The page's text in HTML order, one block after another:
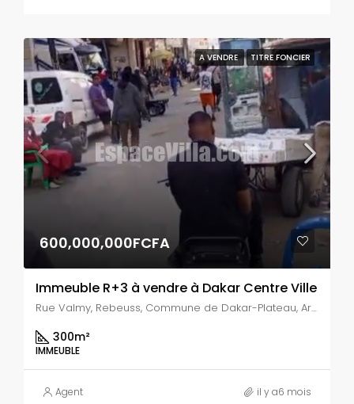
A VENDRE TITRE FONCIER
600,000,000FCFA
Immeuble R+3 à vendre à Dakar Centre Ville
Rue Valmy, Rebeuss, Commune de Dakar-Plateau, Arrondissement de Dakar-Plateau, Dakar, Région de Dakar, 99900, Sénégal
300m²
IMMEUBLE
Agent il y a6 mois